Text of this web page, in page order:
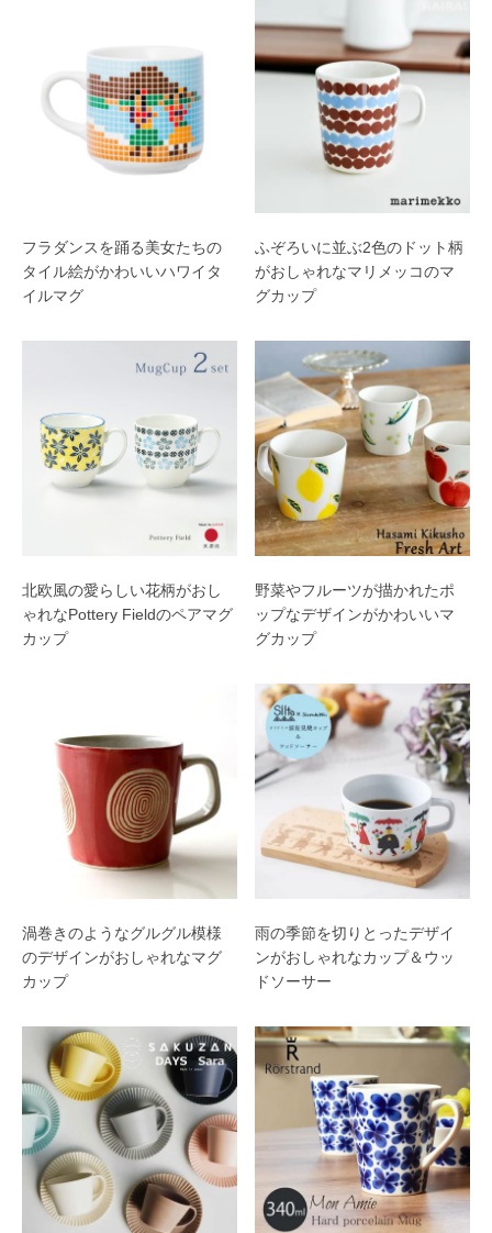
フラダンスを踊る美女たちの
タイル絵がかわいいハワイタ
イルマグ
ふぞろいに並ぶ2色のドット柄
がおしゃれなマリメッコのマ
グカップ
北欧風の愛らしい花柄がおし
ゃれなPottery Fieldのペアマグ
カップ
野菜やフルーツが描かれたポ
ップなデザインがかわいいマ
グカップ
渦巻きのようなグルグル模様
のデザインがおしゃれなマグ
カップ
雨の季節を切りとったデザイ
ンがおしゃれなカップ＆ウッ
ドソーサー